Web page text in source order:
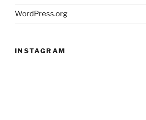
WordPress.org
INSTAGRAM